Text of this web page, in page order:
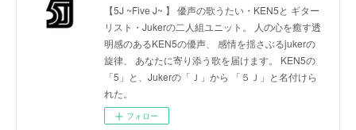
【5J ~Five J~ 】 優声の歌うたい・KEN5と ギター
リスト・Jukerの二人組ユニット。 人の心を癒す透
明感のあるKEN5の優声、 感情を揺さぶるjukerの
旋律、 あなたに寄り添う歌を届けます。 KEN5の
「5」と、Jukerの「Ｊ」から 「５Ｊ」と名付けら
れた。
フォロー